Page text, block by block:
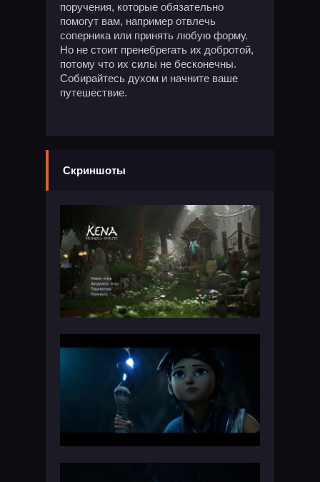
поручения, которые обязательно
помогут вам, например отвлечь
соперника или принять любую форму.
Но не стоит пренебрегать их добротой,
потому что их силы не бесконечны.
Собирайтесь духом и начните ваше
путешествие.
Скриншоты